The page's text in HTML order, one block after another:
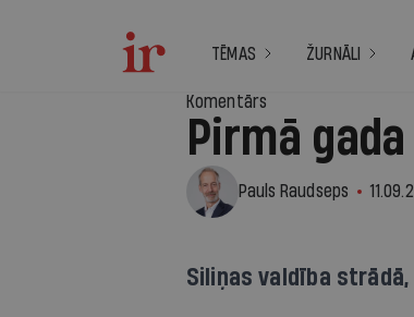
TĒMAS ŽURNĀLI
Komentārs
Pirmā
Pauls Raudseps
Siliņas valdība